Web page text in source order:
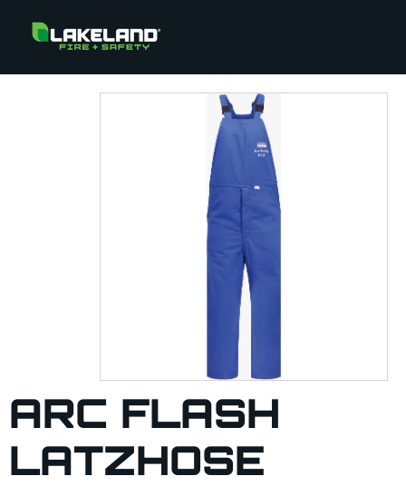
ARC FLASH
LATZHOSE